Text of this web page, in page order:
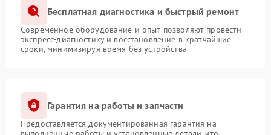
Бесплатная диагностика и быстрый ремонт
Современное оборудование и опыт позволяют провести
экспресс-диагностику и восстановление в кратчайшие
сроки, минимизируя время без устройства
Гарантия на работы и запчасти
Предоставляется документированная гарантия на